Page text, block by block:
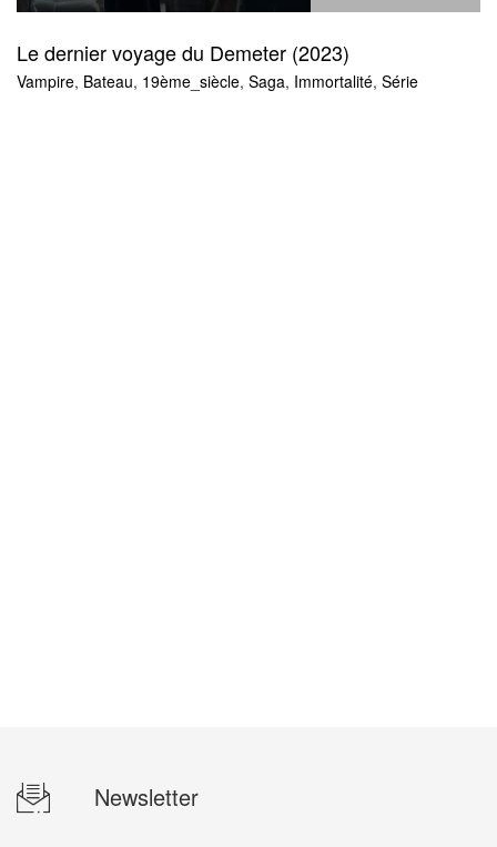
Le dernier voyage du Demeter (2023)
Vampire, Bateau, 19ème_siècle, Saga, Immortalité, Série
Newsletter